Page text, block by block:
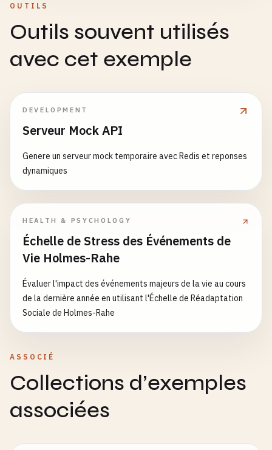
OUTILS
Outils souvent utilisés
avec cet exemple
DEVELOPMENT
Serveur Mock API
Genere un serveur mock temporaire avec Redis et reponses
dynamiques
HEALTH & PSYCHOLOGY
Échelle de Stress des Événements de
Vie Holmes-Rahe
Évaluer l'impact des événements majeurs de la vie au cours
de la dernière année en utilisant l'Échelle de Réadaptation
Sociale de Holmes-Rahe
ASSOCIÉ
Collections d’exemples
associées